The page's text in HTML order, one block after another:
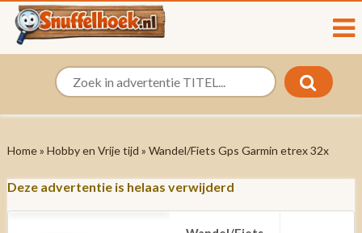
Home» Hobby en Vrije tijd » Wandel/Fiets Gps Garmin etrex 32x
Deze advertentie is helaas verwijderd